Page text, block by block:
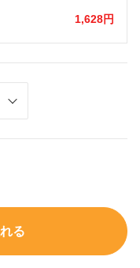
1,628円
る